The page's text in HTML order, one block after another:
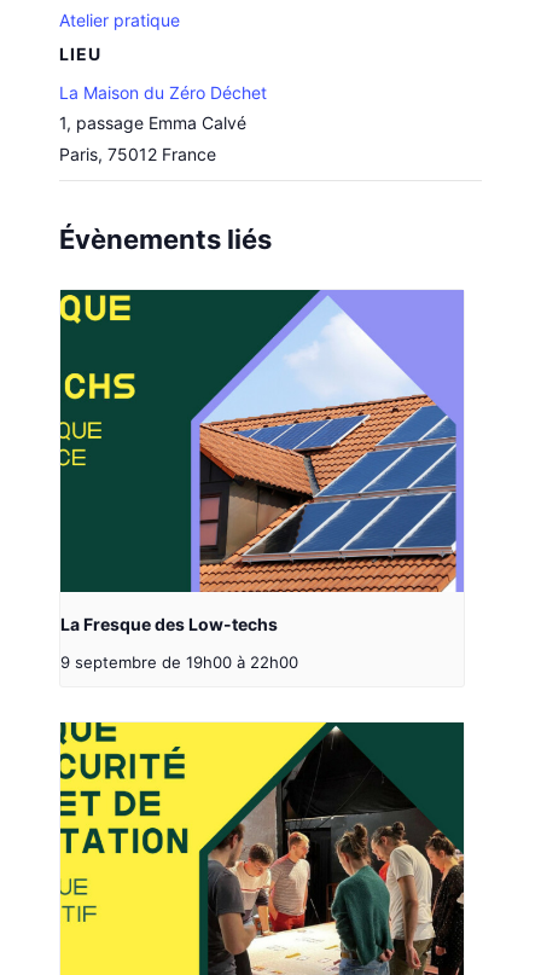
Atelier pratique
LIEU
La Maison du Zéro Déchet
1, passage Emma Calvé
Paris, 75012 France
Évènements liés
La Fresque des Low-techs
9 septembre de 19h00 à 22h00